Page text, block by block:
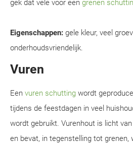
gek dat vele voor een grenen
Eigenschappen: gele kleur, veel
onderhoudsvriendelijk.
Vuren
Een vuren schutting wordt
tijdens de feestdagen in veel
wordt gebruikt. Vurenhout is licht
en bevat, in tegenstelling tot grenen,